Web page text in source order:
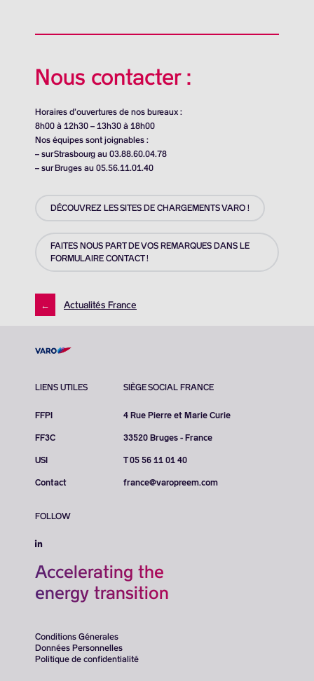
Nous contacter :
Horaires d’ouvertures de nos bureaux :
8h00 à 12h30 – 13h30 à 18h00
Nos équipes sont joignables :
– sur Strasbourg au 03.88.60.04.78
– sur Bruges au 05.56.11.01.40
DÉCOUVREZ LES SITES DE CHARGEMENTS VARO !
FAITES NOUS PART DE VOS REMARQUES DANS LE
FORMULAIRE CONTACT !
← Actualités France
LIENS UTILES
FFPI
FF3C
USI
Contact
SIÈGE SOCIAL FRANCE
4 Rue Pierre et Marie Curie
33520 Bruges - France
T 05 56 11 01 40
france@varopreem.com
FOLLOW
Accelerating the
energy transition
Conditions Génerales
Données Personnelles
Politique de confidentialité